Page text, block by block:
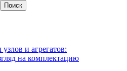
и агрегатов:
на комплектацию